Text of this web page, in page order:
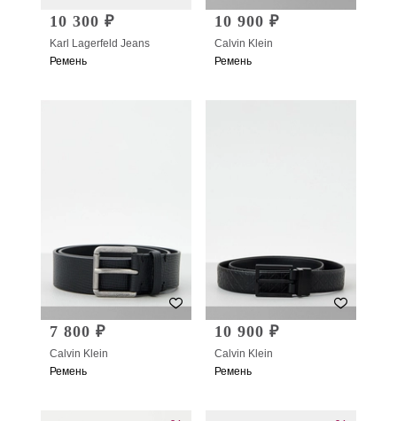
10 300 ₽
Karl Lagerfeld Jeans
Ремень
10 900 ₽
Calvin Klein
Ремень
7 800 ₽
Calvin Klein
Ремень
10 900 ₽
Calvin Klein
Ремень